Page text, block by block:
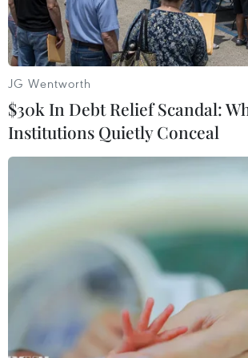
khiến 2 người tử vong tại hiện
Hiện trường vụ đâm xe. (Nguồn:
Ngày 24/12, ít nhất 2 người thiệt
người khác bị thương trong một
đám đông bên ngoài một khu chợ
Davao, miền Nam Philippines.
JG Wentworth
$30k In Debt Relief Scandal:
Institutions Quietly Conceal